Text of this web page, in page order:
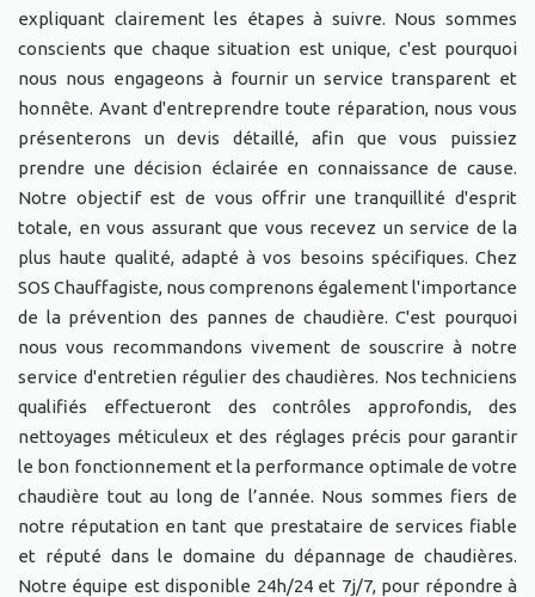
expliquant clairement les étapes à suivre. Nous sommes
conscients que chaque situation est unique, c'est pourquoi
nous nous engageons à fournir un service transparent et
honnête. Avant d'entreprendre toute réparation, nous vous
présenterons un devis détaillé, afin que vous puissiez
prendre une décision éclairée en connaissance de cause.
Notre objectif est de vous offrir une tranquillité d'esprit
totale, en vous assurant que vous recevez un service de la
plus haute qualité, adapté à vos besoins spécifiques. Chez
SOS Chauffagiste, nous comprenons également l'importance
de la prévention des pannes de chaudière. C'est pourquoi
nous vous recommandons vivement de souscrire à notre
service d'entretien régulier des chaudières. Nos techniciens
qualifiés effectueront des contrôles approfondis, des
nettoyages méticuleux et des réglages précis pour garantir
le bon fonctionnement et la performance optimale de votre
chaudière tout au long de l’année. Nous sommes fiers de
notre réputation en tant que prestataire de services fiable
et réputé dans le domaine du dépannage de chaudières.
Notre équipe est disponible 24h/24 et 7j/7, pour répondre à